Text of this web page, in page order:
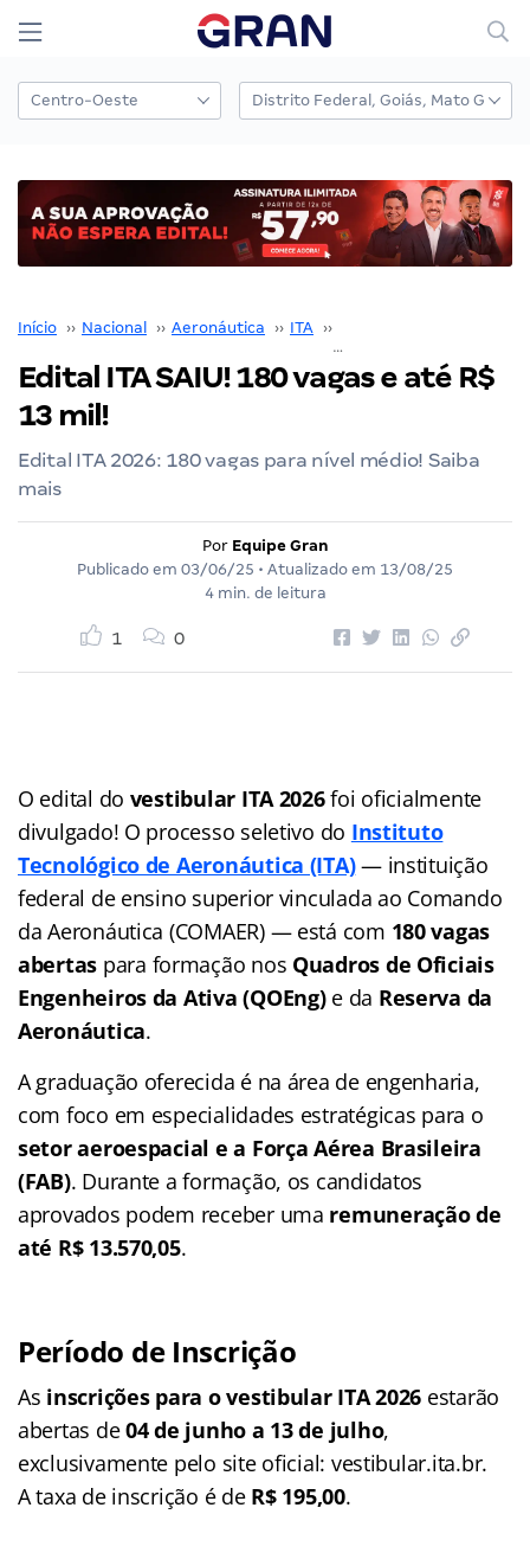
Início ›› Nacional ›› Aeronáutica ›› ITA ››
Edital ITA SAIU! 180 vagas e até R$
13 mil!
Edital ITA 2026: 180 vagas para nível médio! Saiba
mais
Por Equipe Gran
Publicado em 03/06/25 • Atualizado em 13/08/25
4 min. de leitura
1 0
O edital do vestibular ITA 2026foi oficialmente
divulgado! O processo seletivo do Instituto
Tecnológico de Aeronáutica (ITA)— instituição
federal de ensino superior vinculada ao Comando
da Aeronáutica (COMAER) — está com 180 vagas
abertas para formação nos Quadros de Oficiais
Engenheiros da Ativa (QOEng)e da Reserva da
Aeronáutica.
A graduação oferecida é na área de engenharia,
com foco em especialidades estratégicas para o
setor aeroespacial e a Força Aérea Brasileira
(FAB). Durante a formação, os candidatos
aprovados podem receber uma remuneração de
até R$ 13.570,05.
Período de Inscrição
As inscrições para o vestibular ITA 2026 estarão
abertas de04 de junho a 13 de julho,
exclusivamente pelo site oficial: vestibular.ita.br.
A taxa de inscrição é de R$ 195,00.